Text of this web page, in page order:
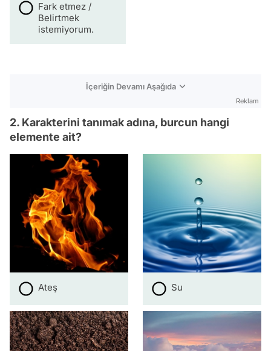
Fark etmez /
Belirtmek
istemiyorum.
İçeriğin Devamı Aşağıda
Reklam
2. Karakterini tanımak adına, burcun hangi
elemente ait?
Ateş Su